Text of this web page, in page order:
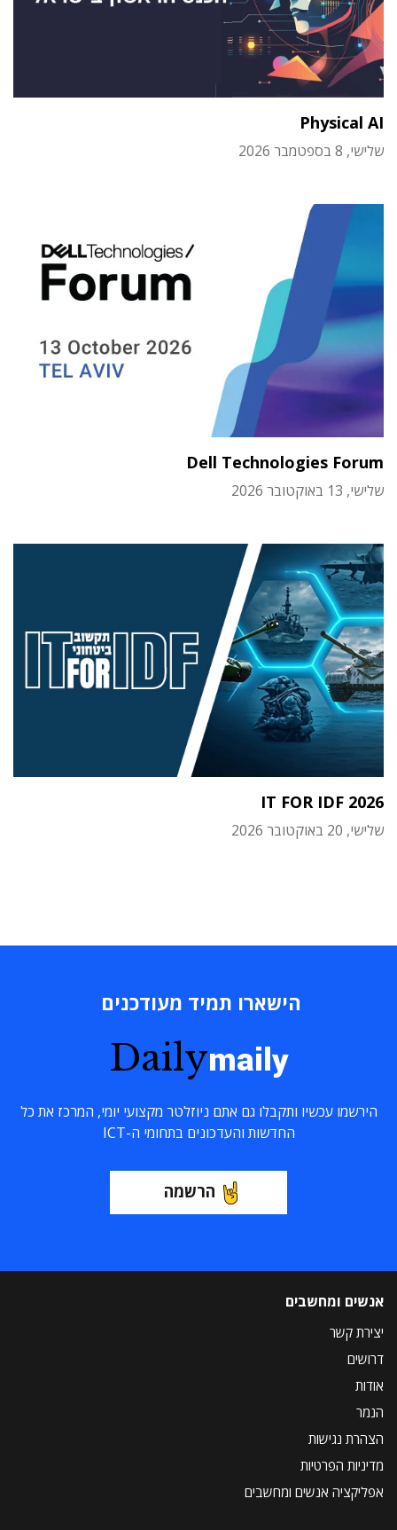
Physical AI
שלישי, 8 בספטמבר 2026
Dell Technologies Forum
שלישי, 13 באוקטובר 2026
IT FOR IDF 2026
שלישי, 20 באוקטובר 2026
הישארו תמיד מעודכנים
Dailymaily
הירשמו עכשיו ותקבלו גם אתם ניוזלטר מקצועי יומי, המרכז את כל
החדשות והעדכונים בתחומי ה-ICT
הרשמה
אנשים ומחשבים
יצירת קשר
דרושים
אודות
הנמר
הצהרת נגישות
מדיניות הפרטיות
אפליקציה אנשים ומחשבים